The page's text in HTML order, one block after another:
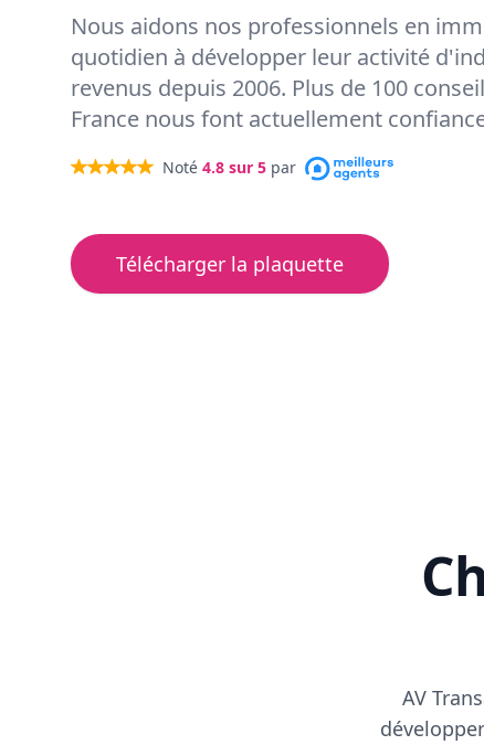
Nous aidons nos professionnels en
quotidien à développer leur activité
revenus depuis 2006. Plus de 100
France nous font actuellement
Noté 4.8 sur 5 par
Télécharger la plaquette
AV